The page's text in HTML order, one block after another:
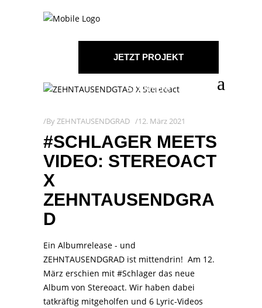
JETZT PROJEKT
STARTEN!
ByZEHNTAUSENDGRAD 12. März 2021
#SCHLAGER MEETS
VIDEO: STEREOACT
X
ZEHNTAUSENDGRA
D
Ein Albumrelease - und
ZEHNTAUSENDGRAD ist mittendrin! Am 12.
März erschien mit #Schlager das neue
Album von Stereoact. Wir haben dabei
tatkräftig mitgeholfen und 6 Lyric-Videos